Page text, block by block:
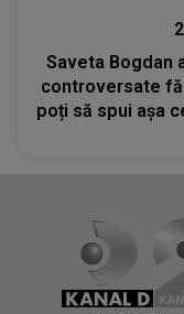
Saveta Bogdan
controversate
poți să spui așa